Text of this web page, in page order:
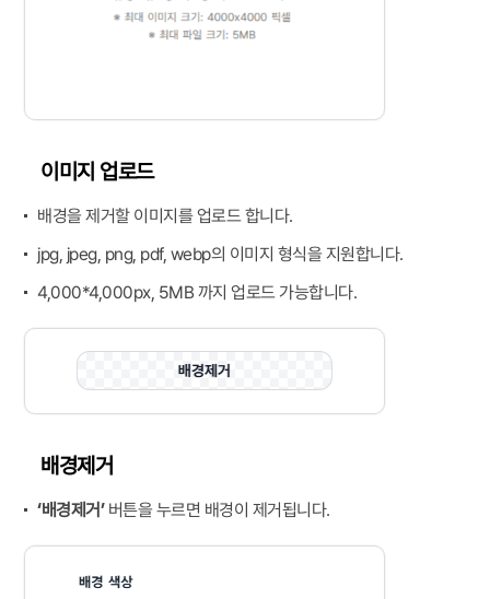
이미지 업로드
배경을 제거할 이미지를 업로드 합니다.
jpg, jpeg, png, pdf, webp의 이미지 형식을 지원합니다.
4,000*4,000px, 5MB 까지 업로드 가능합니다.
배경제거
‘배경제거’버튼을 누르면 배경이 제거됩니다.